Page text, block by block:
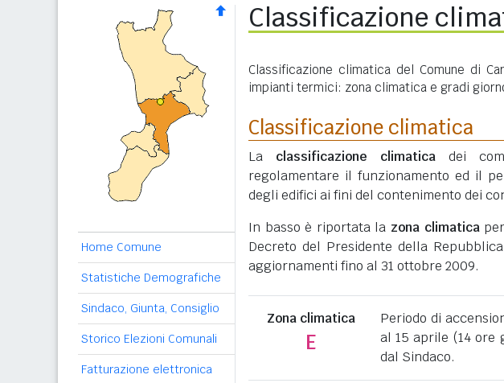
Home Comune
Statistiche Demografiche
Sindaco, Giunta, Consiglio
Storico Elezioni Comunali
Fatturazione elettronica
Classificazione
Classificazione climatica del Comune di
impianti termici: zona climatica e gradi
Classificazione climatica
La classificazione climatica dei
regolamentare il funzionamento ed il
degli edifici ai fini del contenimento dei
In basso è riportata la zona climaticaper
Decreto del Presidente della
aggiornamenti fino al 31 ottobre 2009.
Zona climatica
E
Periodo di
al 15 aprile (14 ore
dal Sindaco.